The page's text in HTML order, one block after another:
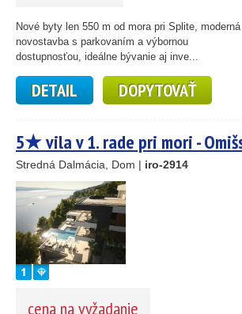
Nové byty len 550 m od mora pri Splite, moderná
novostavba s parkovaním a výbornou
dostupnosťou, ideálne bývanie aj inve...
DETAIL DOPYTOVAŤ
5★ vila v 1. rade pri mori -
Stredná Dalmácia, Dom | iro-2914
cena na vyžadanie